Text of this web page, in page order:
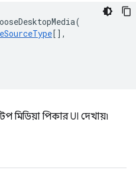
(
[],
মিডিয়া পিকার UI দেখায়৷